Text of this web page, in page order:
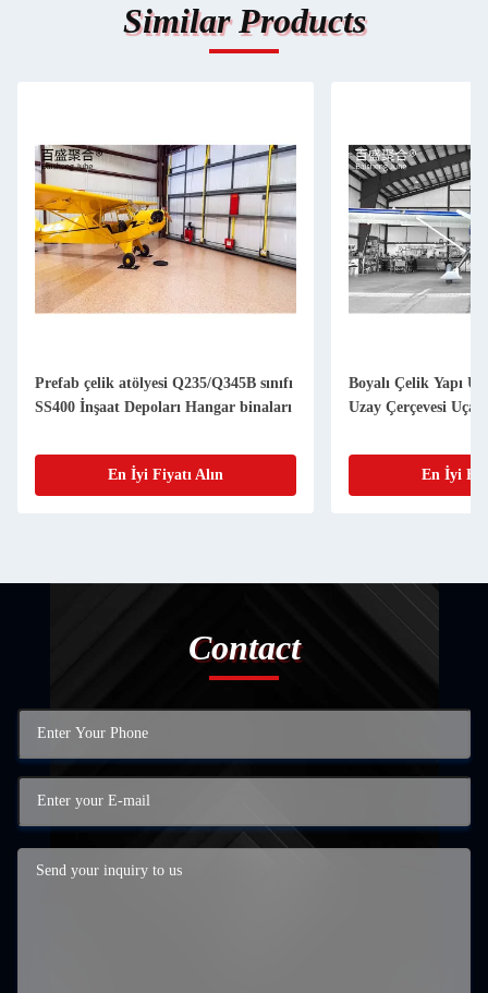
Similar Products
Prefab çelik atölyesi Q235/Q345B sınıfı
SS400 İnşaat Depoları Hangar binaları
En İyi Fiyatı Alın
Boyalı Çelik Yapı
Uzay Çerçevesi
En İyi
Contact